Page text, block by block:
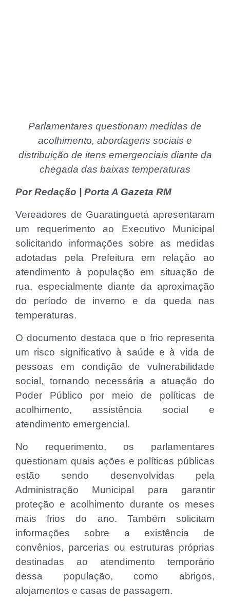
Parlamentares questionam medidas de
acolhimento, abordagens sociais e
distribuição de itens emergenciais diante da
chegada das baixas temperaturas
Por Redação | Porta A Gazeta RM
Vereadores de Guaratinguetá apresentaram
um requerimento ao Executivo Municipal
solicitando informações sobre as medidas
adotadas pela Prefeitura em relação ao
atendimento à população em situação de
rua, especialmente diante da aproximação
do período de inverno e da queda nas
temperaturas.
O documento destaca que o frio representa
um risco significativo à saúde e à vida de
pessoas em condição de vulnerabilidade
social, tornando necessária a atuação do
Poder Público por meio de políticas de
acolhimento, assistência social e
atendimento emergencial.
No requerimento, os parlamentares
questionam quais ações e políticas públicas
estão sendo desenvolvidas pela
Administração Municipal para garantir
proteção e acolhimento durante os meses
mais frios do ano. Também solicitam
informações sobre a existência de
convênios, parcerias ou estruturas próprias
destinadas ao atendimento temporário
dessa população, como abrigos,
alojamentos e casas de passagem.